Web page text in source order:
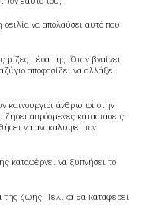
να απολαύσει αυτό που
ρίζες μέσα της. Όταν βγαίνει
αποφασίζει να αλλάξει
καινούργιοι άνθρωποι στην
απρόσμενες καταστάσεις
να ανακαλύψει τον
καταφέρνει να ξυπνήσει το
της ζωής. Τελικά θα καταφέρει